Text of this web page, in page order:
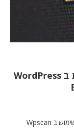
שימוש ב Wpscan לבדיקת פגיעויות ב WordPress
כל הזכויות שמורות לטל בן שושן – Shushan.co.il שימוש ב Wpscan